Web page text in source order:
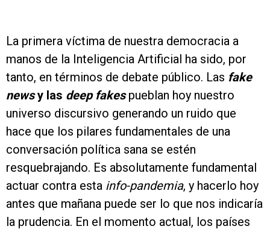
La primera víctima de nuestra democracia a
manos de la Inteligencia Artificial ha sido, por
tanto, en términos de debate público. Las fake
newsy las deep fakes pueblan hoy nuestro
universo discursivo generando un ruido que
hace que los pilares fundamentales de una
conversación política sana se estén
resquebrajando. Es absolutamente fundamental
actuar contra esta info-pandemia, y hacerlo hoy
antes que mañana puede ser lo que nos indicaría
la prudencia. En el momento actual, los países